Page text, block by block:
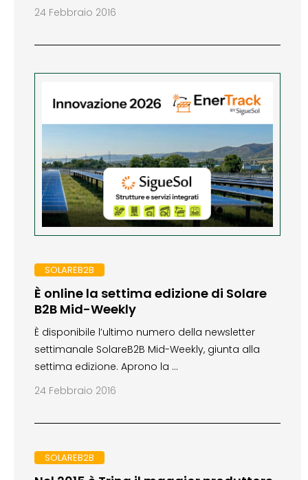
24 Febbraio 2016
SOLAREB2B
È online la settima edizione di Solare
B2B Mid-Weekly
È disponibile l’ultimo numero della newsletter
settimanale SolareB2B Mid-Weekly, giunta alla
settima edizione. Aprono la …
24 Febbraio 2016
SOLAREB2B